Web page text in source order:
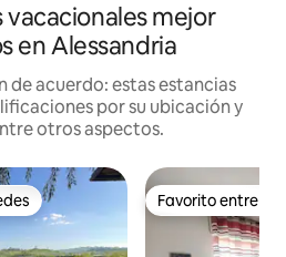
mejor
en Alessandria
de acuerdo: estas estancias
por su ubicación y
otros aspectos.
entre huéspedes Favorito entre
Favorito entre